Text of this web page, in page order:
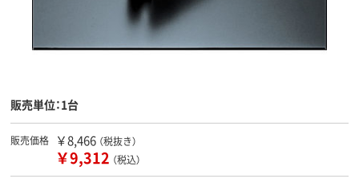
販売単位：1台
販売価格 ￥8,466 （税抜き）
￥9,312 （税込）